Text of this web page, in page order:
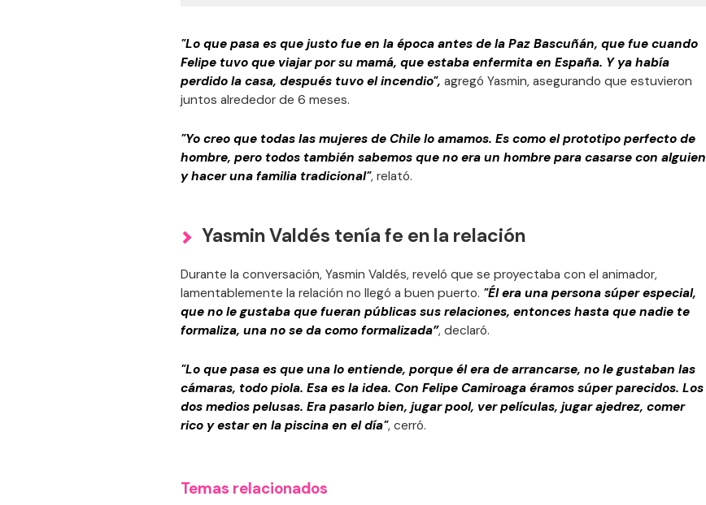
"Lo que pasa es que justo fue en la época antes de la Paz Bascuñán, que fue cuando
Felipe tuvo que viajar por su mamá, que estaba enfermita en España. Y ya había
perdido la casa, después tuvo el incendio", agregó Yasmin, asegurando que estuvieron
juntos alrededor de 6 meses.
"Yo creo que todas las mujeres de Chile lo amamos. Es como el prototipo perfecto de
hombre, pero todos también sabemos que no era un hombre para casarse con alguien
y hacer una familia tradicional", relató.
Yasmin Valdés tenía fe en la relación
Durante la conversación, Yasmin Valdés, reveló que se proyectaba con el animador,
lamentablemente la relación no llegó a buen puerto. "Él era una persona súper especial,
que no le gustaba que fueran públicas sus relaciones, entonces hasta que nadie te
formaliza, una no se da como formalizada”, declaró.
"Lo que pasa es que una lo entiende, porque él era de arrancarse, no le gustaban las
cámaras, todo piola. Esa es la idea. Con Felipe Camiroaga éramos súper parecidos. Los
dos medios pelusas. Era pasarlo bien, jugar pool, ver películas, jugar ajedrez, comer
rico y estar en la piscina en el día", cerró.
Temas relacionados